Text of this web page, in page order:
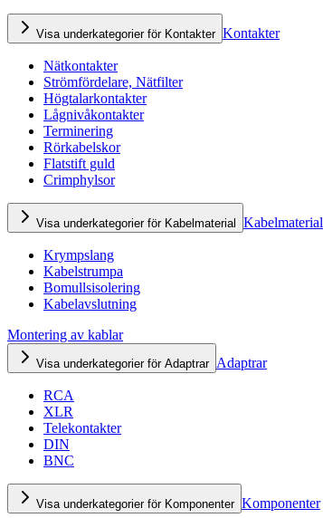
Visa underkategorier för Kontakter Kontakter
Nätkontakter
Strömfördelare, Nätfilter
Högtalarkontakter
Lågnivåkontakter
Terminering
Rörkabelskor
Flatstift guld
Crimphylsor
Visa underkategorier för Kabelmaterial Kabelmaterial
Krympslang
Kabelstrumpa
Bomullsisolering
Kabelavslutning
Montering av kablar
Visa underkategorier för Adaptrar Adaptrar
RCA
XLR
Telekontakter
DIN
BNC
Visa underkategorier för Komponenter Komponenter